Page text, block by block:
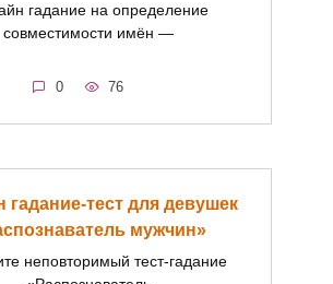
гадание на определение
совместимости имён —
0 76
гадание-тест для девушек
мужчин»
неповторимый тест-гадание